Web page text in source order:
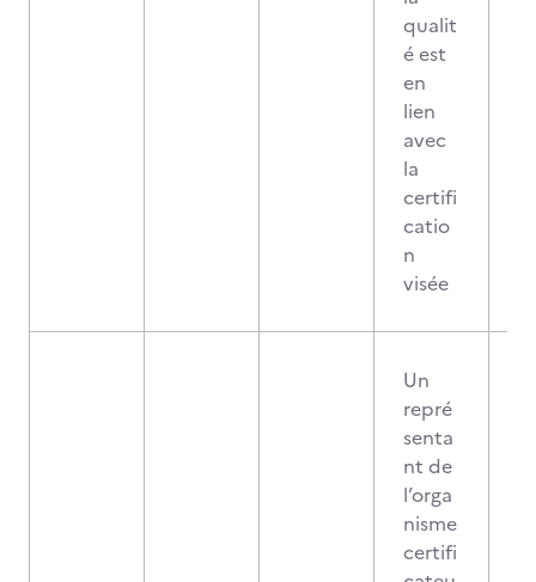
qualit
é est
en
lien
avec
la
certifi
catio
n
visée
Un
repré
senta
nt de
l’orga
nisme
certifi